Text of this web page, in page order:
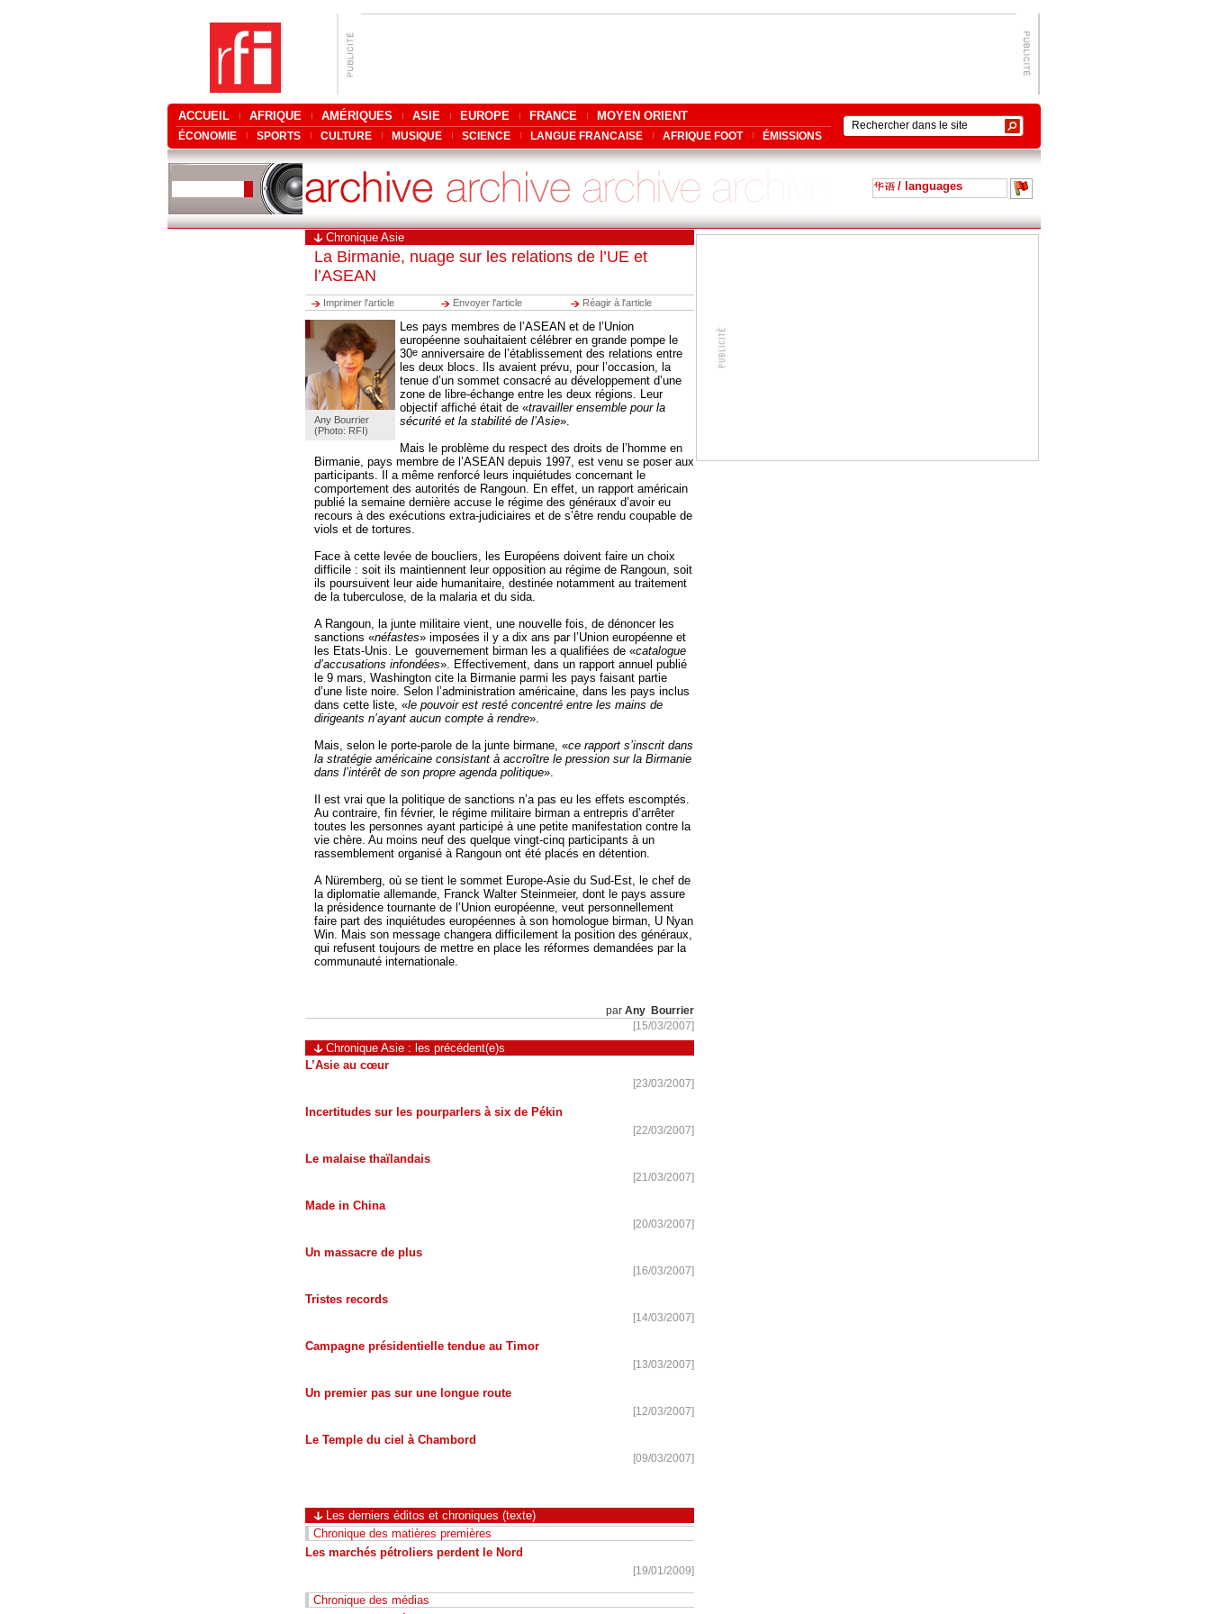
ACCUEIL AFRIQUE AMÉRIQUES ASIE EUROPE FRANCE MOYEN ORIENT
ÉCONOMIE SPORTS CULTURE MUSIQUE SCIENCE LANGUE FRANCAISE AFRIQUE FOOT ÉMISSIONS
/ languages
Chronique Asie
La Birmanie, nuage sur les relations de l’UE et
l’ASEAN
Imprimer l'article Envoyer l'article Réagir à l'article
Any Bourrier
(Photo: RFI)
Les pays membres de l’ASEAN et de l’Union
européenne souhaitaient célébrer en grande pompe le
30e anniversaire de l’établissement des relations entre
les deux blocs. Ils avaient prévu, pour l’occasion, la
tenue d’un sommet consacré au développement d’une
zone de libre-échange entre les deux régions. Leur
objectif affiché était de «travailler ensemble pour la
sécurité et la stabilité de l’Asie».
Mais le problème du respect des droits de l’homme en
Birmanie, pays membre de l’ASEAN depuis 1997, est venu se poser aux
participants. Il a même renforcé leurs inquiétudes concernant le
comportement des autorités de Rangoun. En effet, un rapport américain
publié la semaine dernière accuse le régime des généraux d’avoir eu
recours à des exécutions extra-judiciaires et de s’être rendu coupable de
viols et de tortures.
Face à cette levée de boucliers, les Européens doivent faire un choix
difficile : soit ils maintiennent leur opposition au régime de Rangoun, soit
ils poursuivent leur aide humanitaire, destinée notamment au traitement
de la tuberculose, de la malaria et du sida.
A Rangoun, la junte militaire vient, une nouvelle fois, de dénoncer les
sanctions «néfastes» imposées il y a dix ans par l’Union européenne et
les Etats-Unis. Le gouvernement birman les a qualifiées de «catalogue
d’accusations infondées». Effectivement, dans un rapport annuel publié
le 9 mars, Washington cite la Birmanie parmi les pays faisant partie
d’une liste noire. Selon l’administration américaine, dans les pays inclus
dans cette liste, «le pouvoir est resté concentré entre les mains de
dirigeants n’ayant aucun compte à rendre».
Mais, selon le porte-parole de la junte birmane, «ce rapport s’inscrit dans
la stratégie américaine consistant à accroître le pression sur la Birmanie
dans l’intérêt de son propre agenda politique».
Il est vrai que la politique de sanctions n’a pas eu les effets escomptés.
Au contraire, fin février, le régime militaire birman a entrepris d’arrêter
toutes les personnes ayant participé à une petite manifestation contre la
vie chère. Au moins neuf des quelque vingt-cinq participants à un
rassemblement organisé à Rangoun ont été placés en détention.
A Nüremberg, où se tient le sommet Europe-Asie du Sud-Est, le chef de
la diplomatie allemande, Franck Walter Steinmeier, dont le pays assure
la présidence tournante de l’Union européenne, veut personnellement
faire part des inquiétudes européennes à son homologue birman, U Nyan
Win. Mais son message changera difficilement la position des généraux,
qui refusent toujours de mettre en place les réformes demandées par la
communauté internationale.
par Any Bourrier
[15/03/2007]
Chronique Asie : les précédent(e)s
L’Asie au cœur
[23/03/2007]
Incertitudes sur les pourparlers à six de Pékin
[22/03/2007]
Le malaise thaïlandais
[21/03/2007]
Made in China
[20/03/2007]
Un massacre de plus
[16/03/2007]
Tristes records
[14/03/2007]
Campagne présidentielle tendue au Timor
[13/03/2007]
Un premier pas sur une longue route
[12/03/2007]
Le Temple du ciel à Chambord
[09/03/2007]
Les derniers éditos et chroniques (texte)
Chronique des matières premières
Les marchés pétroliers perdent le Nord
[19/01/2009]
Chronique des médias